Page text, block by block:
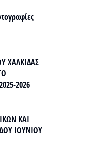
ΧΑΛΚΙΔΑΣ
2026
ΚΑΙ
ΙΟΥΝΙΟΥ